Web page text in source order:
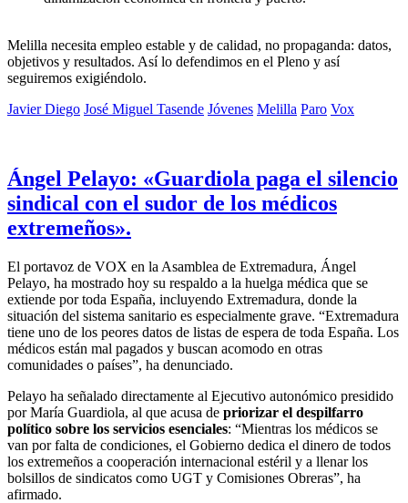
Melilla necesita empleo estable y de calidad, no propaganda: datos,
objetivos y resultados. Así lo defendimos en el Pleno y así
seguiremos exigiéndolo.
Javier Diego José Miguel Tasende Jóvenes Melilla Paro Vox
Ángel Pelayo: «Guardiola paga el silencio
sindical con el sudor de los médicos
extremeños».
El portavoz de VOX en la Asamblea de Extremadura, Ángel
Pelayo, ha mostrado hoy su respaldo a la huelga médica que se
extiende por toda España, incluyendo Extremadura, donde la
situación del sistema sanitario es especialmente grave. “Extremadura
tiene uno de los peores datos de listas de espera de toda España. Los
médicos están mal pagados y buscan acomodo en otras
comunidades o países”, ha denunciado.
Pelayo ha señalado directamente al Ejecutivo autonómico presidido
por María Guardiola, al que acusa de priorizar el despilfarro
político sobre los servicios esenciales: “Mientras los médicos se
van por falta de condiciones, el Gobierno dedica el dinero de todos
los extremeños a cooperación internacional estéril y a llenar los
bolsillos de sindicatos como UGT y Comisiones Obreras”, ha
afirmado.